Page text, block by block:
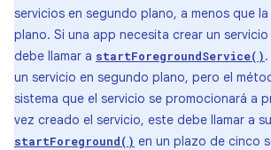
servicios en segundo plano, a menos que
plano. Si una app necesita crear un
debe llamar a startForegroundService()
un servicio en segundo plano, pero el
sistema que el servicio se promocionará a
vez creado el servicio, este debe llamar a
startForeground() en un plazo de cinco